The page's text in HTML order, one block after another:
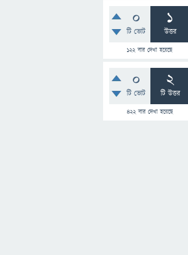
0
টি ভোট
1
উত্তর
122বার দেখা হয়েছে
0
টি ভোট
2
টি উত্তর
422বার দেখা হয়েছে